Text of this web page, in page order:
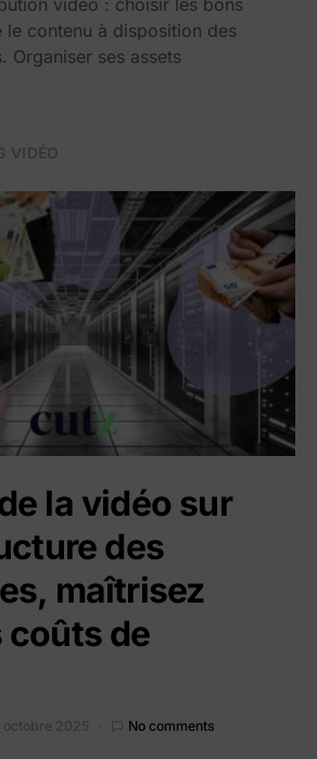
vidéo : choisir les bons
le contenu à disposition des
Organiser ses assets
VIDÉO
la vidéo sur
des
maîtrisez
de
octobre 2025 No comments